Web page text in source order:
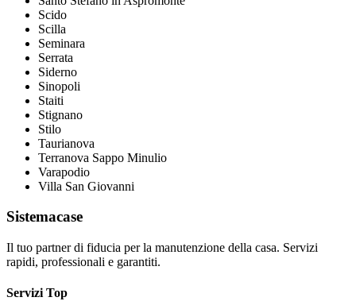
Scido
Scilla
Seminara
Serrata
Siderno
Sinopoli
Staiti
Stignano
Stilo
Taurianova
Terranova Sappo Minulio
Varapodio
Villa San Giovanni
Sistemacase
Il tuo partner di fiducia per la manutenzione della casa. Servizi
rapidi, professionali e garantiti.
Servizi Top